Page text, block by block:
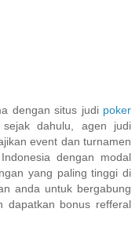
dengan situs judi poker
dahulu, agen judi
event dan turnamen
dengan modal
yang paling tinggi di
anda untuk bergabung
dapatkan bonus refferal